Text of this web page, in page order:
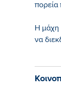
πορεία
Η μάχη
να